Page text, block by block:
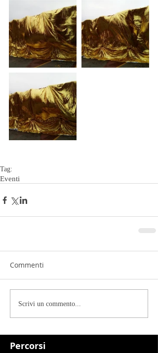
Percorsi
Tag:
Eventi
Commenti
Scrivi un commento...